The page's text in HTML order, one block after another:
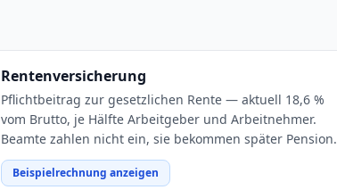
Rentenversicherung
Pflichtbeitrag zur gesetzlichen Rente — aktuell 18,6 %
vom Brutto, je Hälfte Arbeitgeber und Arbeitnehmer.
Beamte zahlen nicht ein, sie bekommen später Pension.
Beispielrechnung anzeigen